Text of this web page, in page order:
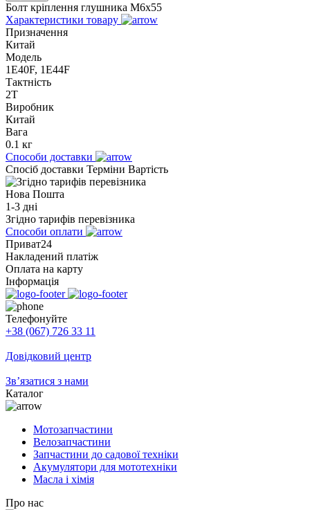
Болт кріплення глушника M6x55
Характеристики товару
Призначення
Китай
Модель
1E40F, 1E44F
Тактність
2T
Виробник
Китай
Вага
0.1 кг
Способи доставки
Спосіб доставки Терміни Вартість
Нова Пошта
1-3 дні
Згідно тарифів перевізника
Способи оплати
Приват24
Накладений платіж
Оплата на карту
Інформація
Телефонуйте
+38 (067) 726 33 11
Довідковий центр
Зв’язатися з нами
Каталог
Мотозапчастини
Велозапчастини
Запчастини до садової техніки
Акумулятори для мототехніки
Масла і хімія
Про нас